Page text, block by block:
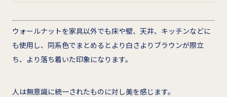
ウォールナットを家具以外でも床や壁、天井、キッチンなどに
も使用し、同系色でまとめるとより白さよりブラウンが際立
ち、より落ち着いた印象になります。
人は無意識に統一されたものに対し美を感じます。